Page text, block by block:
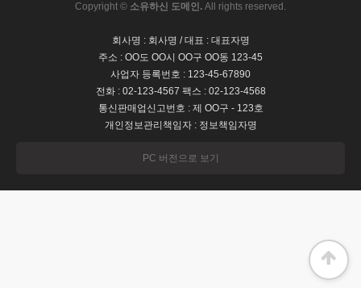
Copyright © 소유하신 도메인. All rights reserved.
회사명 : 회사명 / 대표 : 대표자명
주소 : OO도 OO시 OO구 OO동 123-45
사업자 등록번호 : 123-45-67890
전화 : 02-123-4567 팩스 : 02-123-4568
통신판매업신고번호 : 제 OO구 - 123호
개인정보관리책임자 : 정보책임자명
PC 버전으로 보기